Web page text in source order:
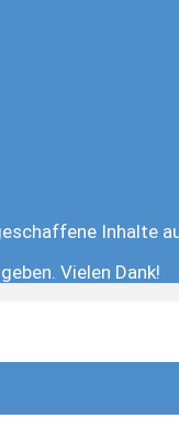
Inhalte
Vielen Dank!